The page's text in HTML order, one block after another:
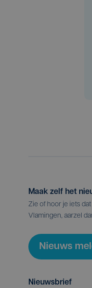
Maak zelf het
Zie of hoor je iets
Vlamingen, aarzel
Nieuws
Nieuwsbrief